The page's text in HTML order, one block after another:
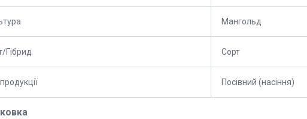
Мангольд
Гібрид Сорт
Посівний (насіння)